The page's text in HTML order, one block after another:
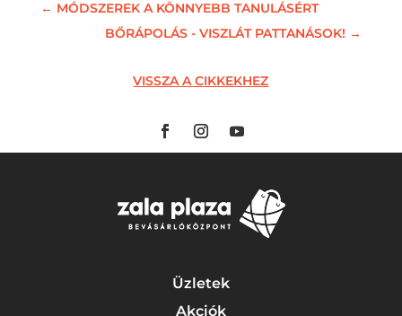
← MÓDSZEREK A KÖNNYEBB TANULÁSÉRT
BŐRÁPOLÁS - VISZLÁT PATTANÁSOK! →
VISSZA A CIKKEKHEZ
Üzletek
Akciók